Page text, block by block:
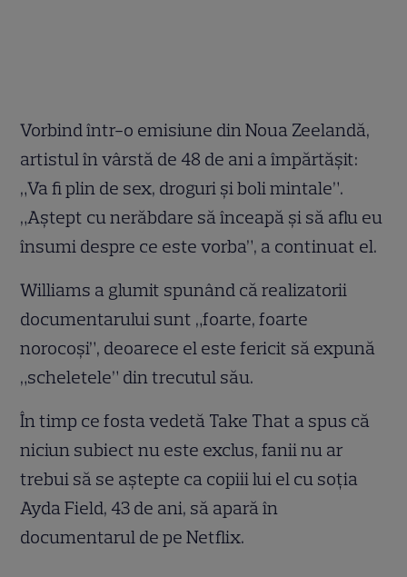
Vorbind într-o emisiune din Noua Zeelandă,
artistul în vârstă de 48 de ani a împărtășit:
„Va fi plin de sex, droguri și boli mintale”.
„Aștept cu nerăbdare să înceapă și să aflu eu
însumi despre ce este vorba”, a continuat el.
Williams a glumit spunând că realizatorii
documentarului sunt „foarte, foarte
norocoși”, deoarece el este fericit să expună
„scheletele” din trecutul său.
În timp ce fosta vedetă Take That a spus că
niciun subiect nu este exclus, fanii nu ar
trebui să se aștepte ca copiii lui el cu soția
Ayda Field, 43 de ani, să apară în
documentarul de pe Netflix.